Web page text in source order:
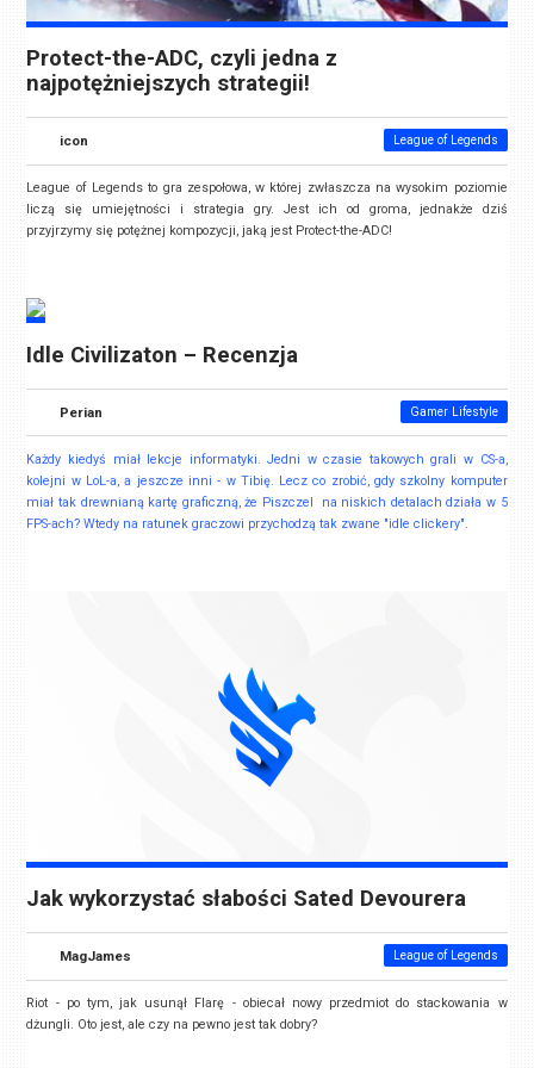
Protect-the-ADC, czyli jedna z
najpotężniejszych strategii!
icon League of Legends
League of Legends to gra zespołowa, w której zwłaszcza na wysokim poziomie
liczą się umiejętności i strategia gry. Jest ich od groma, jednakże dziś
przyjrzymy się potężnej kompozycji, jaką jest Protect-the-ADC!
Idle Civilizaton – Recenzja
Perian Gamer Lifestyle
Każdy kiedyś miał lekcje informatyki. Jedni w czasie takowych grali w CS-a,
kolejni w LoL-a, a jeszcze inni - w Tibię. Lecz co zrobić, gdy szkolny komputer
miał tak drewnianą kartę graficzną, że Piszczel na niskich detalach działa w 5
FPS-ach? Wtedy na ratunek graczowi przychodzą tak zwane "idle clickery".
Jak wykorzystać słabości Sated Devourera
MagJames League of Legends
Riot - po tym, jak usunął Flarę - obiecał nowy przedmiot do stackowania w
dżungli. Oto jest, ale czy na pewno jest tak dobry?